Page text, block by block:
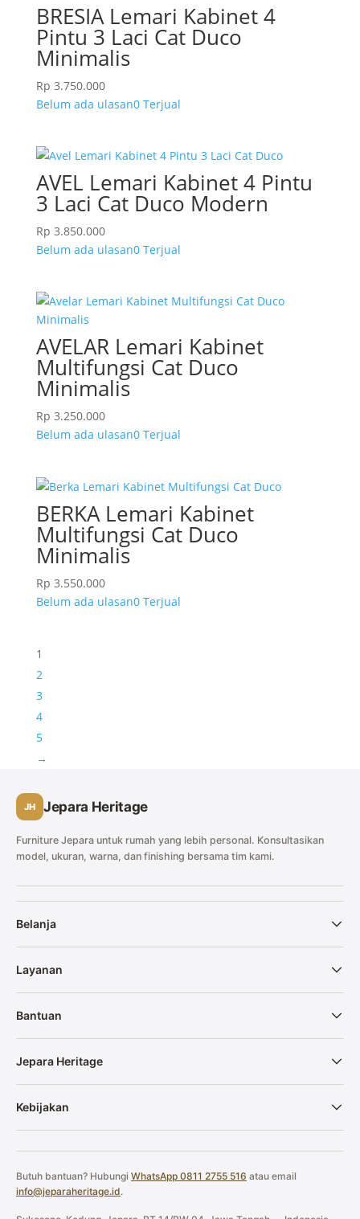
BRESIA Lemari Kabinet 4
Pintu 3 Laci Cat Duco
Minimalis
Rp 3.750.000
Belum ada ulasan0 Terjual
AVEL Lemari Kabinet 4 Pintu
3 Laci Cat Duco Modern
Rp 3.850.000
Belum ada ulasan0 Terjual
AVELAR Lemari Kabinet
Multifungsi Cat Duco
Minimalis
Rp 3.250.000
Belum ada ulasan0 Terjual
BERKA Lemari Kabinet
Multifungsi Cat Duco
Minimalis
Rp 3.550.000
Belum ada ulasan0 Terjual
1
2
3
4
5
→
JH Jepara Heritage
Furniture Jepara untuk rumah yang lebih personal. Konsultasikan
model, ukuran, warna, dan finishing bersama tim kami.
Belanja
Layanan
Bantuan
Jepara Heritage
Kebijakan
Butuh bantuan? Hubungi WhatsApp 0811 2755 516 atau email
info@jeparaheritage.id.